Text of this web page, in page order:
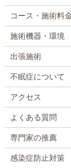
コース・施術料
施術機器・環境
出張施術
不眠症について
アクセス
よくある質問
専門家の推薦
感染症防止対策